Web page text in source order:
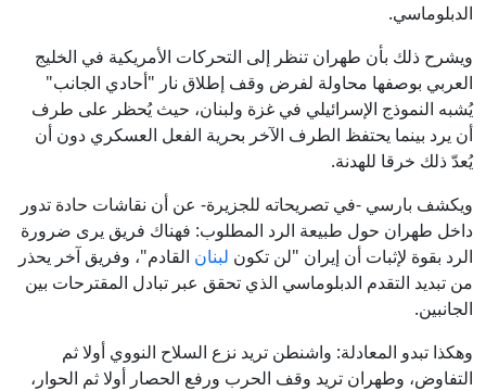
الدبلوماسي.
ويشرح ذلك بأن طهران تنظر إلى التحركات الأمريكية في الخليج
العربي بوصفها محاولة لفرض وقف إطلاق نار "أحادي الجانب"
يُشبه النموذج الإسرائيلي في غزة ولبنان، حيث يُحظر على طرف
أن يرد بينما يحتفظ الطرف الآخر بحرية الفعل العسكري دون أن
يُعدّ ذلك خرقا للهدنة.
ويكشف بارسي -في تصريحاته للجزيرة- عن أن نقاشات حادة تدور
داخل طهران حول طبيعة الرد المطلوب: فهناك فريق يرى ضرورة
الرد بقوة لإثبات أن إيران "لن تكون لبنان القادم"، وفريق آخر يحذر
من تبديد التقدم الدبلوماسي الذي تحقق عبر تبادل المقترحات بين
الجانبين.
وهكذا تبدو المعادلة: واشنطن تريد نزع السلاح النووي أولا ثم
التفاوض، وطهران تريد وقف الحرب ورفع الحصار أولا ثم الحوار،